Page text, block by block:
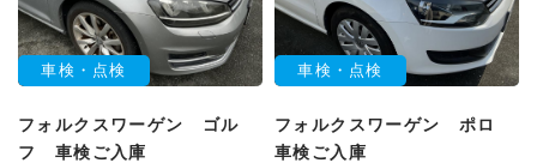
車検・点検
フォルクスワーゲン ゴル
フ 車検ご入庫
車検・点検
フォルクスワーゲン ポロ
車検ご入庫